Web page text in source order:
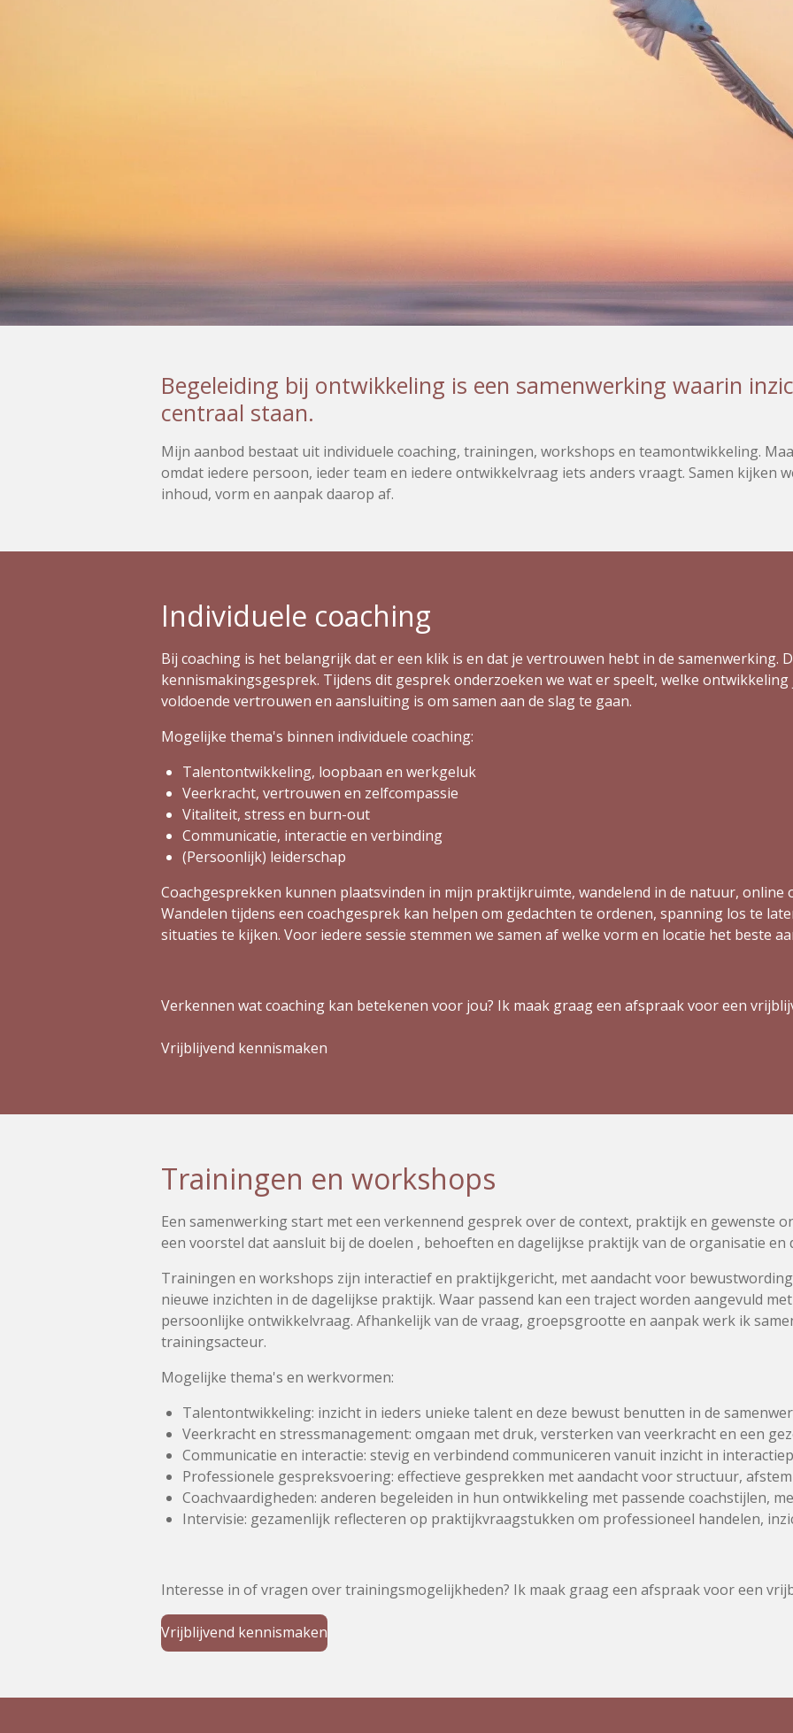
Begeleiding bij ontwikkeling is een samenwerking waarin
centraal staan.
Mijn aanbod bestaat uit individuele coaching, trainingen, workshops en teamontwikkeling.
omdat iedere persoon, ieder team en iedere ontwikkelvraag iets anders vraagt. Samen kijken
inhoud, vorm en aanpakdaarop af.
Individuele coaching
Bij coaching is het belangrijk dat er een klik is en dat je vertrouwen hebt in de samenwerking.
kennismakingsgesprek. Tijdens dit gesprek onderzoeken we wat er speelt, welke
voldoende vertrouwen en aansluiting is om samen aan de slag te gaan.
Mogelijke thema's binnen individuele coaching:
Talentontwikkeling, loopbaan en werkgeluk
Veerkracht, vertrouwen en zelfcompassie
Vitaliteit, stress en burn-out
Communicatie, interactie en verbinding
(Persoonlijk) leiderschap
Coachgesprekken kunnen plaatsvinden in mijn praktijkruimte, wandelend in de natuur, online
Wandelen tijdens een coachgesprek kan helpen om gedachten te ordenen, spanning los te
situaties te kijken. Voor iedere sessie stemmen we samen af welke vorm en locatie het beste
Verkennen wat coaching kan betekenen voor jou? Ik maak graag een afspraak voor een
Vrijblijvend kennismaken
Trainingen en workshops
Een samenwerking start met een verkennend gesprek over de context, praktijk en gewenste
een voorstel dat aansluit bij de doelen , behoeften en dagelijkse praktijk van de organisatie en
Trainingen en workshops zijn interactief en praktijkgericht, met aandacht voor
nieuwe inzichten in de dagelijkse praktijk. Waar passend kan een traject worden aangevuld
persoonlijke ontwikkelvraag. Afhankelijk van de vraag, groepsgrootte en aanpak werk ik
trainingsacteur.
Mogelijke thema's en werkvormen:
Talentontwikkeling: inzicht in ieders unieke talent en deze bewust benutten in de
Veerkracht en stressmanagement: omgaan met druk, versterken van veerkracht en een
Communicatie en interactie: stevig en verbindend communiceren vanuit inzicht in
Professionele gespreksvoering: effectieve gesprekken met aandacht voor structuur,
Coachvaardigheden: anderen begeleiden in hun ontwikkeling met passende coachstijlen,
Intervisie: gezamenlijk reflecteren op praktijkvraagstukken om professioneel handelen,
Interesse in of vragen over trainingsmogelijkheden? Ik maak graag een afspraak voor een
Vrijblijvend kennismaken